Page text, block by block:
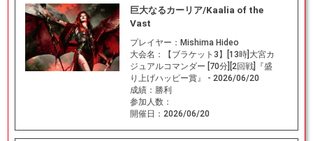
巨大なるカーリア/Kaalia of the
Vast
プレイヤー： Mishima Hideo
大会名：
【ブラケット3】[13時]大宮カ
ジュアルコマンダー [70分][2回戦]『盛
り上げハッピー賞』 - 2026/06/20
成績： 勝利
参加人数：
開催日： 2026/06/20